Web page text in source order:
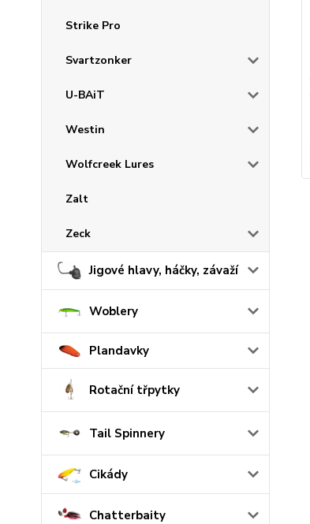
Strike Pro
Svartzonker
U-BAiT
Westin
Wolfcreek Lures
Zalt
Zeck
Jigové hlavy, háčky, závaží
Woblery
Plandavky
Rotační třpytky
Tail Spinnery
Cikády
Chatterbaity